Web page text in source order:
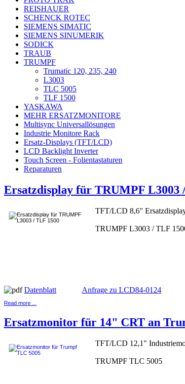
REISHAUER
SCHENCK ROTEC
SIEMENS SIMATIC
SIEMENS SINUMERIK
SODICK
TRAUB
TRUMPF
Trumatic 120, 235, 240
L3003
TLC 5005
TLF 1500
YASKAWA
MEHR ERSATZMONITORE
Multisync Universallösungen
Industrie Monitore Rack
Ersatz-Displays (TFT/LCD)
LCD Backlight Inverter
Touch Screen - Folientastaturen
Reparaturen
Ersatzdisplay für TRUMPF L3003
TFT/LCD 8,6"
TRUMPF L3003 / TLF
Datenblatt Anfrage zu LCD84-0124
Read more ...
Ersatzmonitor für 14" CRT an
TFT/LCD 12,1"
TRUMPF TLC 5005